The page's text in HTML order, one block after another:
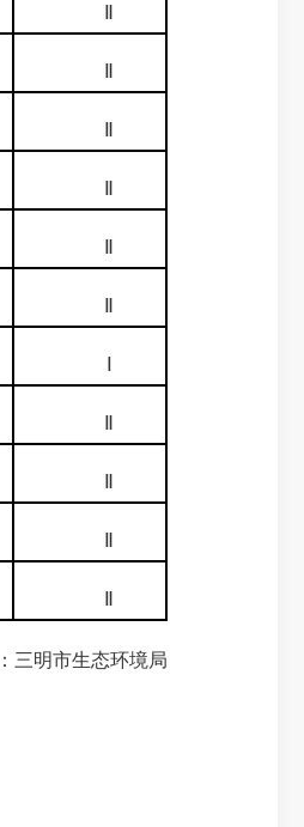
境局